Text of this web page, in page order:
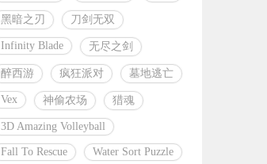
黑暗之刃 刀剑无双
Infinity Blade 无尽之剑
醉西游 疯狂派对 墓地逃亡
Vex 神偷农场 猎魂
3D Amazing Volleyball
Fall To Rescue Water Sort Puzzle